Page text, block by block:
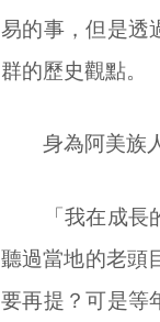
易的事，但是透
群的歷史觀點。
身為阿美族人
「我在成長的
聽過當地的老頭
要再提？可是等